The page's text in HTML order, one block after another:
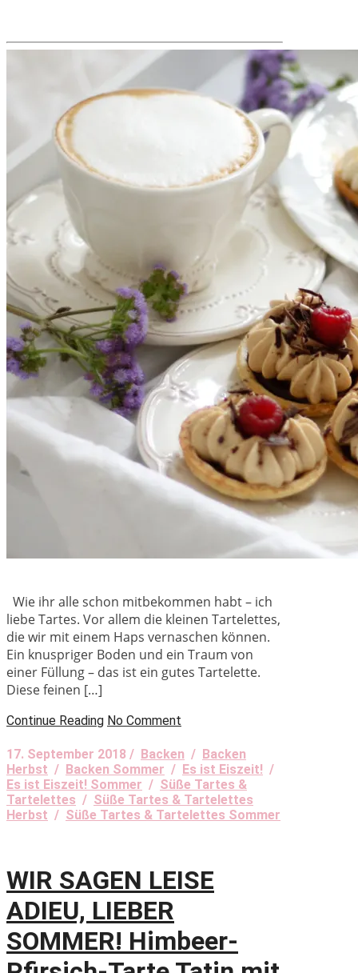
Wie ihr alle schon mitbekommen habt – ich
liebe Tartes. Vor allem die kleinen Tartelettes,
die wir mit einem Haps vernaschen können.
Ein knuspriger Boden und ein Traum von
einer Füllung – das ist ein gutes Tartelette.
Diese feinen […]
Continue Reading No Comment
17. September 2018 / Backen / Backen
Herbst / Backen Sommer / Es ist Eiszeit! /
Es ist Eiszeit! Sommer / Süße Tartes &
Tartelettes / Süße Tartes & Tartelettes
Herbst / Süße Tartes & Tartelettes Sommer
WIR SAGEN LEISE
ADIEU, LIEBER
SOMMER! Himbeer-